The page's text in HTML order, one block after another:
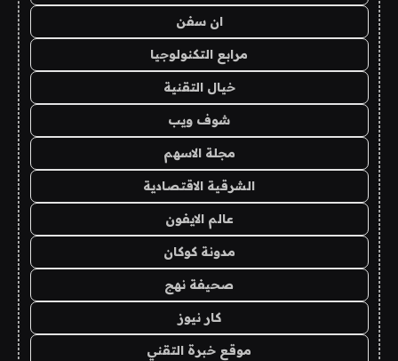
ان سفن
مرابع التكنولوجيا
خيال التقنية
شوف ويب
مجلة الاسهم
الشرقية الاقتصادية
عالم الايفون
مدونة كوكان
صحيفة نهج
كار نيوز
موقع خبرة التقني